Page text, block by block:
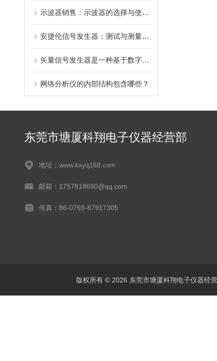
示波器销售：示波器的选择与使用指南
安捷伦信号发生器：测试与测量领域的关键工具
矢量信号发生器是一种基于数字信号处理技术的发生器
网络分析仪的内部结构包含哪些？
东莞市塘厦科翔电子仪器经营部
地址：www.kxyq168.com
邮箱：1757818690@qq.com
传真：86-0769-87917305
版权所有 © 2026 东莞市塘厦科翔电子仪器